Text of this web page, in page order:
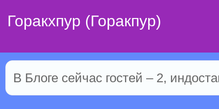
Горакхпур (Горакпур)
В Блоге сейчас гостей – 2,